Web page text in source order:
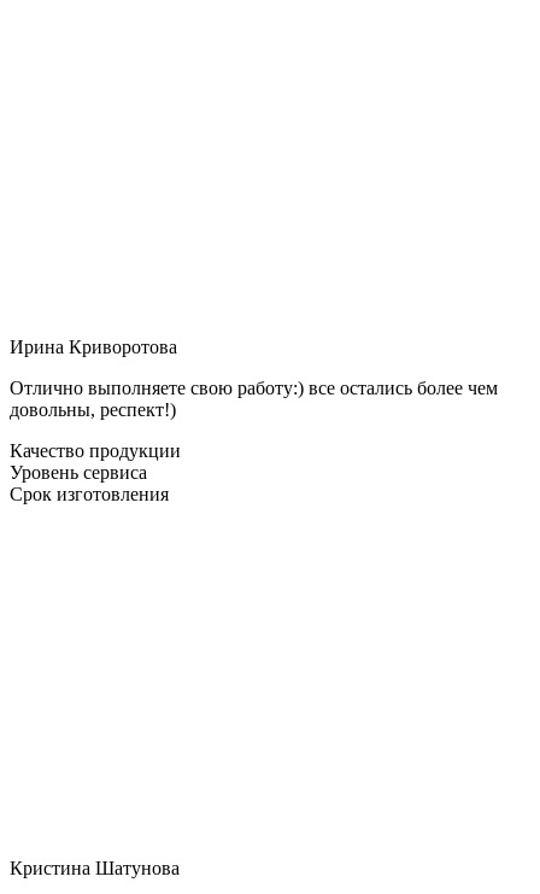
Ирина Криворотова
Отлично выполняете свою работу:) все остались более чем
довольны, респект!)
Качество продукции
Уровень сервиса
Срок изготовления
Кристина Шатунова